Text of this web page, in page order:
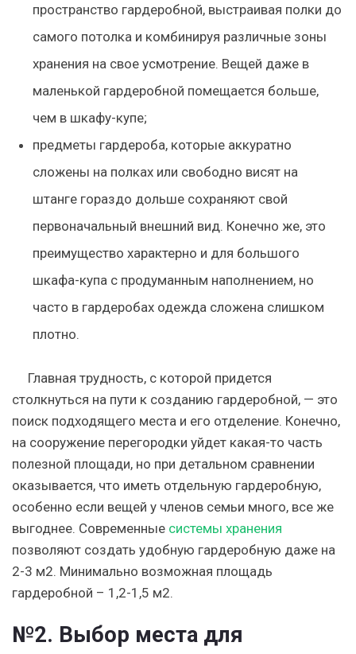
пространство гардеробной, выстраивая полки до
самого потолка и комбинируя различные зоны
хранения на свое усмотрение. Вещей даже в
маленькой гардеробной помещается больше,
чем в шкафу-купе;
предметы гардероба, которые аккуратно
сложены на полках или свободно висят на
штанге гораздо дольше сохраняют свой
первоначальный внешний вид. Конечно же, это
преимущество характерно и для большого
шкафа-купа с продуманным наполнением, но
часто в гардеробах одежда сложена слишком
плотно.
Главная трудность, с которой придется
столкнуться на пути к созданию гардеробной, — это
поиск подходящего места и его отделение. Конечно,
на сооружение перегородки уйдет какая-то часть
полезной площади, но при детальном сравнении
оказывается, что иметь отдельную гардеробную,
особенно если вещей у членов семьи много, все же
выгоднее. Современные системы хранения
позволяют создать удобную гардеробную даже на
2-3 м2. Минимально возможная площадь
гардеробной – 1,2-1,5 м2.
№2. Выбор места для